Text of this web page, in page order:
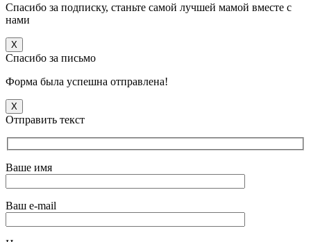
Спасибо за подписку, станьте самой лучшей мамой вместе с
нами
X
Спасибо за письмо
Форма была успешна отправлена!
X
Отправить текст
Ваше имя
Ваш e-mail